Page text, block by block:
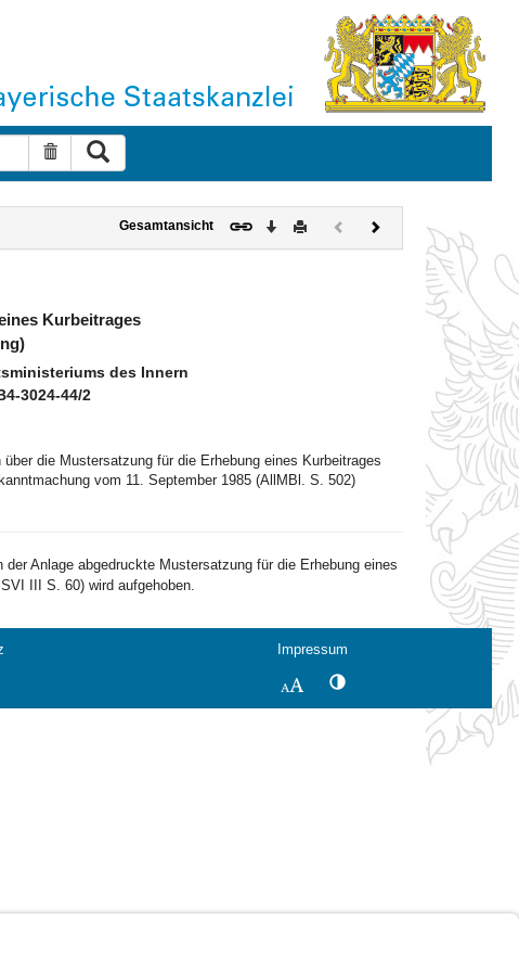
Suche zurücksetzen
Gesamtansicht Download
DruckenVorherigesNächstes
Dokument
Kurbeitrages
des Innern
3024-44/2
die Mustersatzung für die Erhebung eines Kurbeitrages
vom 11. September 1985 (AllMBl. S. 502)
Anlage abgedruckte Mustersatzung für die Erhebung eines
III S. 60) wird aufgehoben.
Impressum
SchriftgrößeKontrastwechsel